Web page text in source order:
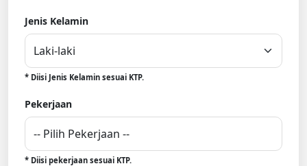
Jenis Kelamin
* Diisi Jenis Kelamin sesuai KTP.
Pekerjaan
* Diisi pekerjaan sesuai KTP.